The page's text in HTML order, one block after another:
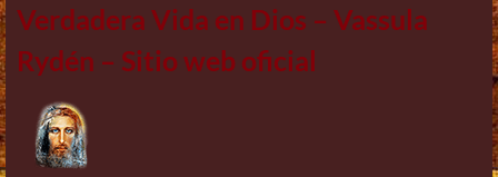
Verdadera Vida en Dios – Vassula
Rydén – Sitio web oficial